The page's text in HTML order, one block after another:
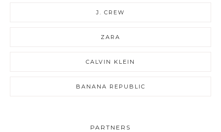
J. CREW
ZARA
CALVIN KLEIN
BANANA REPUBLIC
PARTNERS